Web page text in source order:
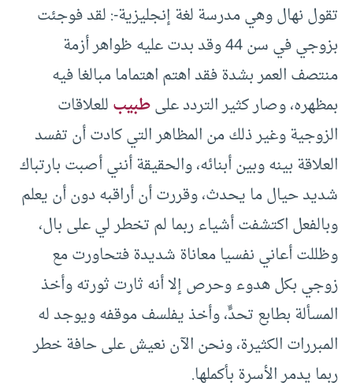
تقول نهال وهي مدرسة لغة إنجليزية-: لقد فوجئت
بزوجي في سن 44 وقد بدت عليه ظواهر أزمة
منتصف العمر بشدة فقد اهتم اهتماما مبالغا فيه
بمظهره، وصار كثير التردد علىطبيبللعلاقات
الزوجية وغير ذلك من المظاهر التي كادت أن تفسد
العلاقة بينه وبين أبنائه، والحقيقة أنني أصبت بارتباك
شديد حيال ما يحدث، وقررت أن أراقبه دون أن يعلم
وبالفعل اكتشفت أشياء ربما لم تخطر لي على بال،
وظللت أعاني نفسيا معاناة شديدة فتحاورت مع
زوجي بكل هدوء وحرص إلا أنه ثارت ثورته وأخذ
المسألة بطابع تحدٍّ، وأخذ يفلسف موقفه ويوجد له
المبررات الكثيرة، ونحن الآن نعيش على حافة خطر
ربما يدمر الأسرة بأكملها.